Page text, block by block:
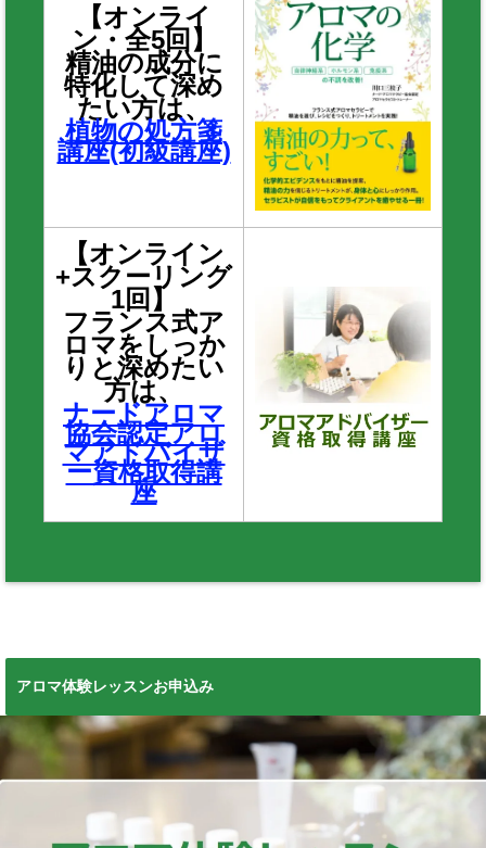
【オンライ
ン・全5回】
精油の成分に
特化して深め
たい方は、
植物の処方箋
講座(初級講座)
【オンライン
+スクーリング
1回】
フランス式ア
ロマをしっか
りと深めたい
方は、
ナードアロマ
協会認定アロ
マアドバイザ
ー資格取得講
座
アロマ体験レッスンお申込み